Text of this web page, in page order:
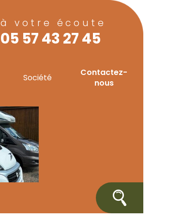
à votre écoute
05 57 43 27 45
Société
Contactez-
nous